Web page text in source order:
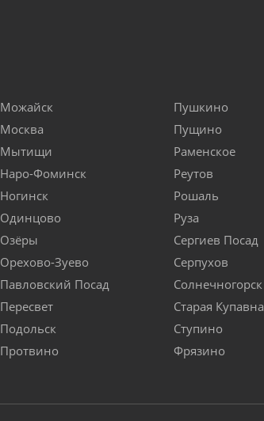
Можайск
Москва
Мытищи
Наро-Фоминск
Ногинск
Одинцово
Озёры
Орехово-Зуево
Павловский Посад
Пересвет
Подольск
Протвино
Пушкино
Пущино
Раменское
Реутов
Рошаль
Руза
Сергиев Посад
Серпухов
Солнечногорск
Старая Купавна
Ступино
Фрязино